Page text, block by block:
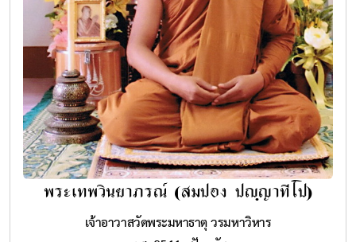
พระเทพวินยาภรณ์ (สมปอง ปญฺญาทีโป)
เจ้าอาวาสวัดพระมหาธาตุ วรมหาวิหาร